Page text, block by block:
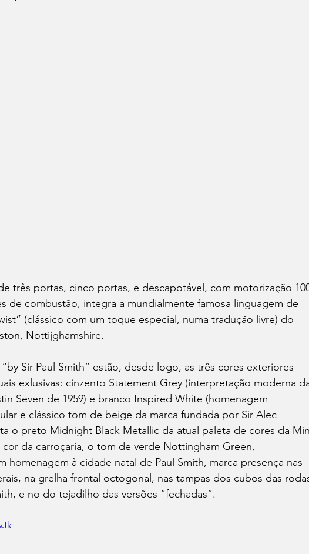
três portas, cinco portas, e descapotável, com motorização
de combustão, integra a mundialmente famosa linguagem de
(clássico com um toque especial, numa tradução livre) do
Nottijghamshire.
Sir Paul Smith” estão, desde logo, as três cores exteriores
exlusivas: cinzento Statement Grey (interpretação moderna
Seven de 1959) e branco Inspired White (homenagem
e clássico tom de beige da marca fundada por Sir Alec
o preto Midnight Black Metallic da atual paleta de cores da
da carroçaria, o tom de verde Nottingham Green,
homenagem à cidade natal de Paul Smith, marca presença nas
na grelha frontal octogonal, nas tampas dos cubos das
e no do tejadilho das versões “fechadas”.